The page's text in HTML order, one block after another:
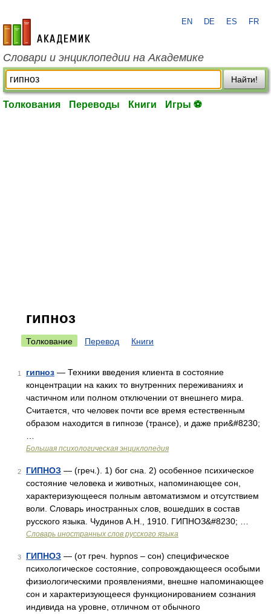
academic.ru
EN DE ES FR
Словари и энциклопедии на Академике
Найти!
Толкования Переводы Книги Игры ⚽
гипноз
Толкование Перевод Книги
1 гипноз — Техники введения клиента в состояние
концентрации на каких то внутренних переживаниях и
частичном или полном отключении от внешнего мира.
Считается, что человек почти все время естественным
образом находится в гипнозе (трансе), и даже при&#8230;
Большая психологическая энциклопедия
2 ГИПНОЗ — (греч.). 1) бог сна. 2) особенное психическое
состояние человека и животных, напоминающее сон,
характеризующееся полным автоматизмом и отсутствием
воли. Словарь иностранных слов, вошедших в состав
русского языка. Чудинов А.Н., 1910. ГИПНОЗ&#8230; …
Словарь иностранных слов русского языка
3 ГИПНОЗ — (от греч. hypnos – сон) специфическое
психологическое состояние, сопровождающееся особыми
физиологическими проявлениями, внешне напоминающее
сон и характеризующееся функционированием сознания
индивида на уровне, отличном от обычного